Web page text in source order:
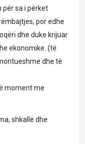
për sa i përket
por edhe
dhe duke krijuar
ekonomike. (të
dhe të
moment me
shkallë dhe